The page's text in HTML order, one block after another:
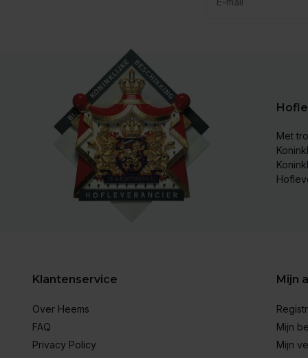
Met
Klantenservice
Over Heems
FAQ
Privacy Policy
Mijn
Mijn
Mijn